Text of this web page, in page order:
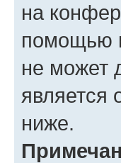
на
помощью
не может
является
ниже.